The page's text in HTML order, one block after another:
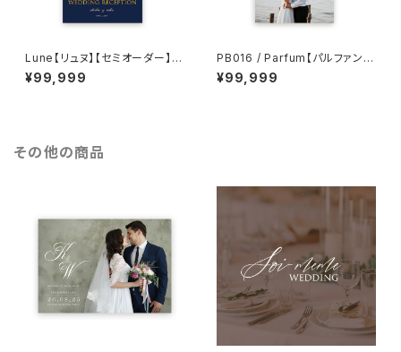
Lune【リュヌ】【セミオーダー】12
P構成 結婚式プロフィールブッ
ク
¥99,999
PB016 / Parfum【パルファン】
【セミオーダー】8P構成 結婚式
プロフィールブック
¥99,999
その他の商品